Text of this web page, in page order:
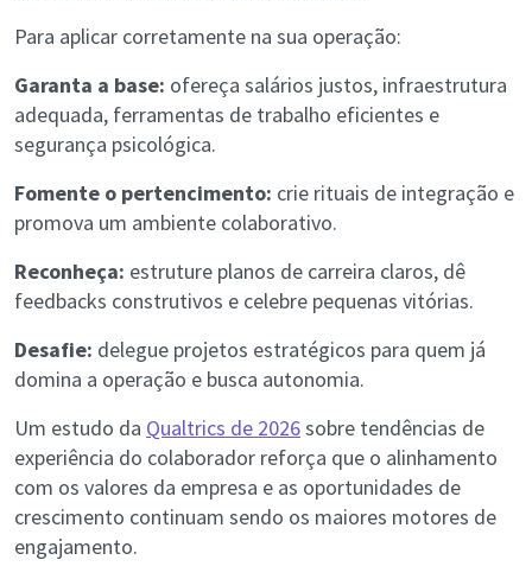
Para aplicar corretamente na sua operação:
Garanta a base: ofereça salários justos, infraestrutura
adequada, ferramentas de trabalho eficientes e
segurança psicológica.
Fomente o pertencimento: crie rituais de integração e
promova um ambiente colaborativo.
Reconheça: estruture planos de carreira claros, dê
feedbacks construtivos e celebre pequenas vitórias.
Desafie: delegue projetos estratégicos para quem já
domina a operação e busca autonomia.
Um estudo da Qualtrics de 2026sobre tendências de
experiência do colaborador reforça que o alinhamento
com os valores da empresa e as oportunidades de
crescimento continuam sendo os maiores motores de
engajamento.